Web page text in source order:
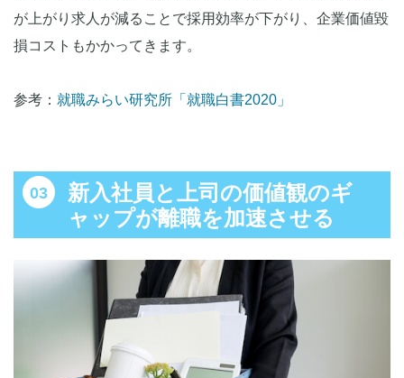
が上がり求人が減ることで採用効率が下がり、企業価値毀
損コストもかかってきます。
参考： 就職みらい研究所「就職白書2020」
新入社員と上司の価値観のギ
ャップが離職を加速させる